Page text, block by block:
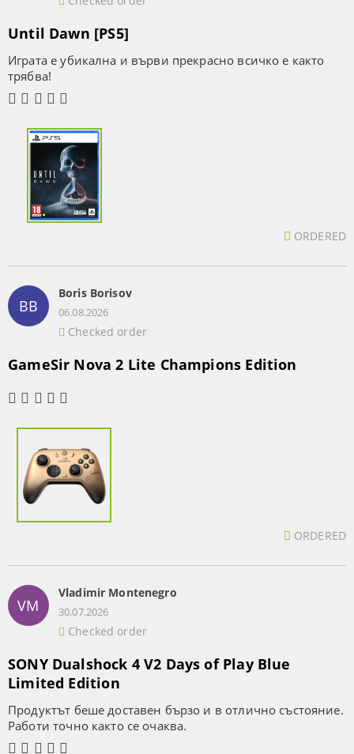
Until Dawn [PS5]
Играта е убикална и върви прекрасно всичко е както
трябва!
ORDERED
BB
Boris Borisov
06.08.2026
Checked order
GameSir Nova 2 Lite Champions Edition
ORDERED
VM
Vladimir Montenegro
30.07.2026
Checked order
SONY Dualshock 4 V2 Days of Play Blue
Limited Edition
Продуктът беше доставен бързо и в отлично състояние.
Работи точно както се очаква.